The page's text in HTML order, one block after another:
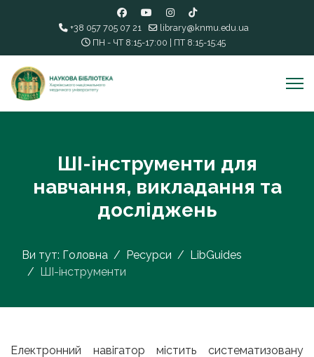
+38 057 705 07 21
library@knmu.edu.ua
ПН - ЧТ 8:15-17:00 | ПТ 8:15-15:45
ШІ-інструменти для
навчання, викладання та
досліджень
Ви тут: Головна Ресурси
LibGuides
ШІ-інструменти
Електронний навігатор містить систематизовану